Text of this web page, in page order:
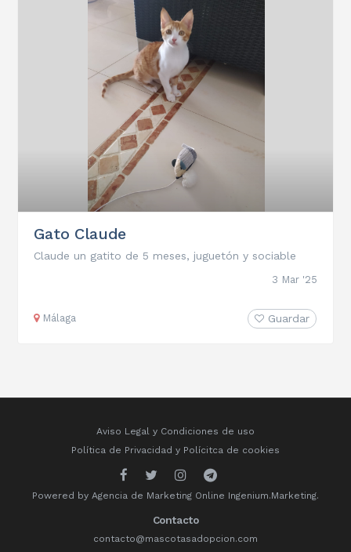
Gato Claude
Claude un gatito de 5 meses, juguetón y sociable
3 Mar '25
Málaga Guardar
Aviso Legal y Condiciones de uso
Política de Privacidad y Polícitca de cookies
Powered by Agencia de Marketing Online Ingenium.Marketing.
Contacto
contacto@mascotasadopcion.com